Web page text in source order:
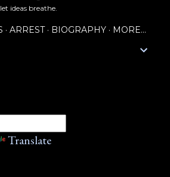
ideas breathe.
ARREST BIOGRAPHY MORE…
Translate